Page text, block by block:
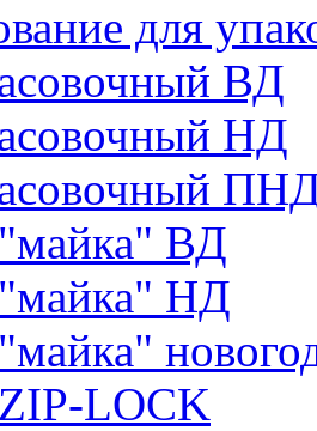
для
ВД
НД
ВД
НД
LOCK